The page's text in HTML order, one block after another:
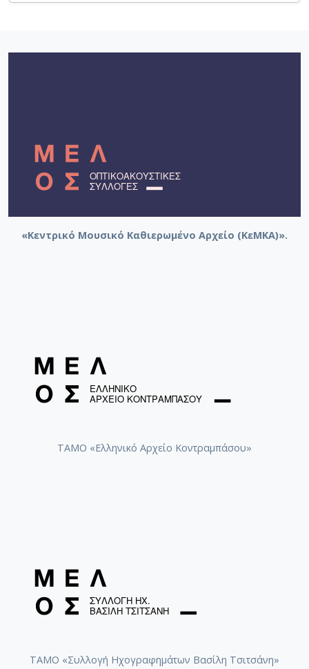
«Κεντρικό Μουσικό Καθιερωμένο Αρχείο (ΚεΜΚΑ)».
ΤΑΜΟ «Ελληνικό Αρχείο Κοντραμπάσου»
ΤΑΜΟ «Συλλογή Ηχογραφημάτων Βασίλη Τσιτσάνη»